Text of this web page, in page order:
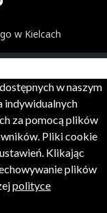
w Kielcach
w naszym
indywidualnych
za pomocą plików
Pliki cookie
Klikając
plików
polityce